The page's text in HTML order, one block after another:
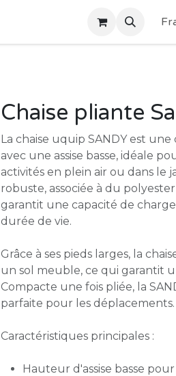
Chaise pliante
La chaise uquip SANDY est
avec une assise basse, idéale
activités en plein air ou dans le
robuste, associée à du
garantit une capacité de
durée de vie.
Grâce à ses pieds larges, la
un sol meuble, ce qui garantit
Compacte une fois pliée, la
parfaite pour les déplacements.
Caractéristiques principales :
Hauteur d'assise basse